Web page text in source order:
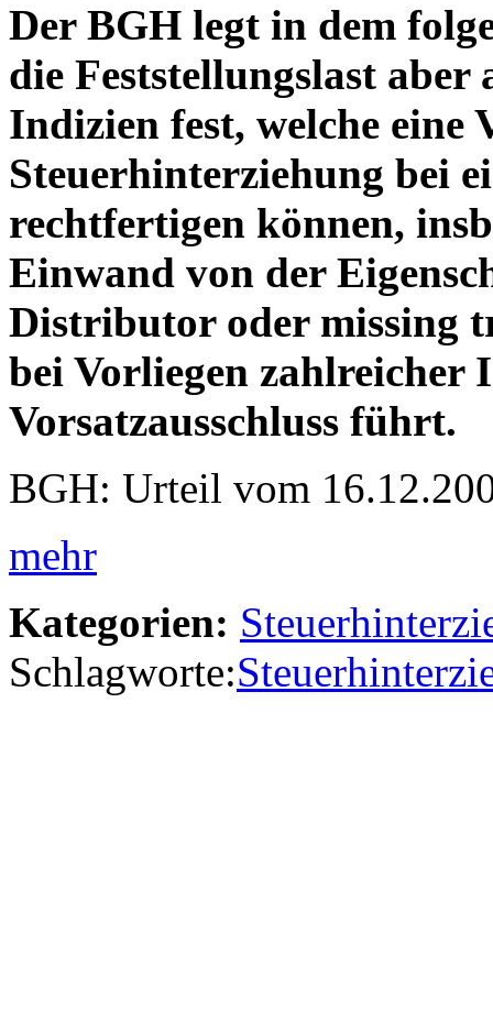
Der BGH legt in dem
die Feststellungslast
Indizien fest, welche eine
Steuerhinterziehung bei
rechtfertigen können,
Einwand von der
Distributor oder missing
bei Vorliegen zahlreicher
Vorsatzausschluss führt.
BGH: Urteil vom
mehr
Kategorien:
Schlagworte: